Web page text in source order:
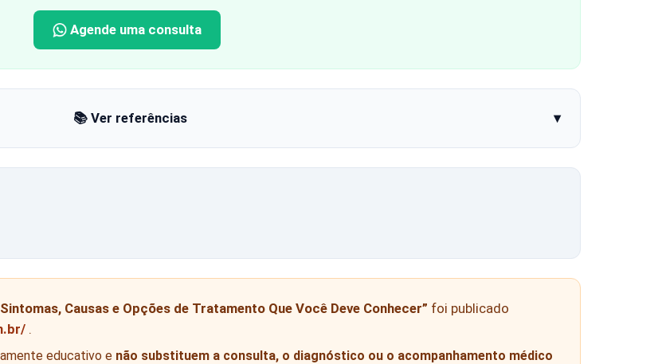
Agende uma consulta
📚 Ver referências ▾
Causas e Opções de Tratamento Que Você Deve Conhecer” foi publicado
.
educativo e não substituem a consulta, o diagnóstico ou o acompanhamento médico